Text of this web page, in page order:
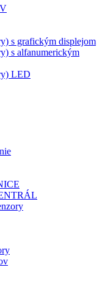
s grafickým displejom
s alfanumerickým
LED